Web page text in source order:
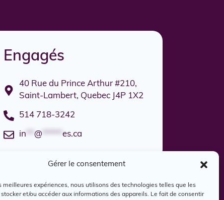
Gérer le consentement
meilleures expériences, nous utilisons des technologies telles que les
et/ou accéder aux informations des appareils. Le fait de consentir
Engagés
40 Rue du Prince Arthur #210,
Saint-Lambert, Quebec J4P 1X2
514 718-3242
in **@ *****es.ca